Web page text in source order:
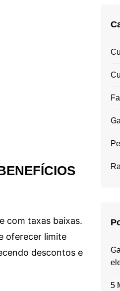
com taxas baixas.
oferecer limite
descontos e
5